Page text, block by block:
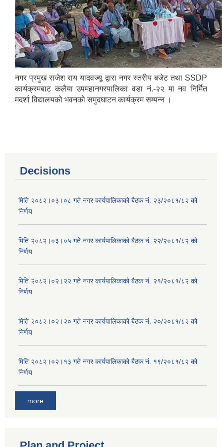
नगर प्रमुख राजेश राय यादवज्यू द्वारा नगर स्तरीय बजेट तथा SSDP
कार्यक्रमबाट कलैया उपमहानगरपालिका वडा नं.-२२ मा नव निर्मित
मदर्शा विद्यालयको भवनको समुदघाटन कार्यक्रम सम्पन्न ।
Decisions
मिति २०८२।०३।०८ गते नगर कार्यपालिकाको बैठक नं. २३/२०८१/८२ को
निर्णय
मिति २०८२।०३।०५ गते नगर कार्यपालिकाको बैठक नं. २२/२०८१/८२ को
निर्णय
मिति २०८२।०२।२२ गते नगर कार्यपालिकाको बैठक नं. २१/२०८१/८२ को
निर्णय
मिति २०८२।०२।२० गते नगर कार्यपालिकाको बैठक नं. २०/२०८१/८२ को
निर्णय
मिति २०८२।०२।१३ गते नगर कार्यपालिकाको बैठक नं. १९/२०८१/८२ को
निर्णय
more